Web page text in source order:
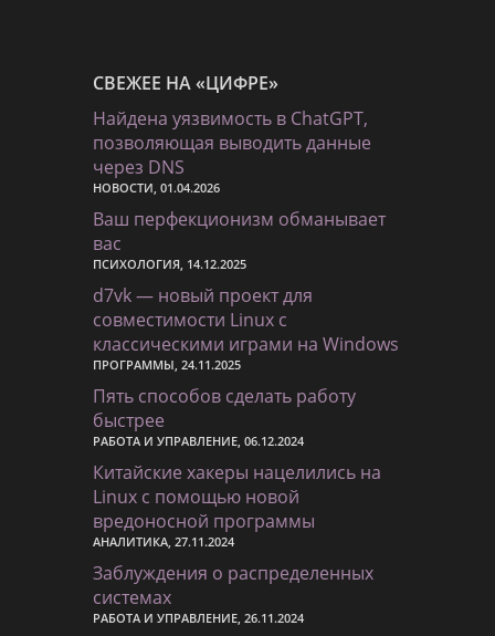
СВЕЖЕЕ НА «ЦИФРЕ»
Найдена уязвимость в ChatGPT,
позволяющая выводить данные
через DNS
НОВОСТИ, 01.04.2026
Ваш перфекционизм обманывает
вас
ПСИХОЛОГИЯ, 14.12.2025
d7vk — новый проект для
совместимости Linux с
классическими играми на Windows
ПРОГРАММЫ, 24.11.2025
Пять способов сделать работу
быстрее
РАБОТА И УПРАВЛЕНИЕ, 06.12.2024
Китайские хакеры нацелились на
Linux с помощью новой
вредоносной программы
АНАЛИТИКА, 27.11.2024
Заблуждения о распределенных
системах
РАБОТА И УПРАВЛЕНИЕ, 26.11.2024